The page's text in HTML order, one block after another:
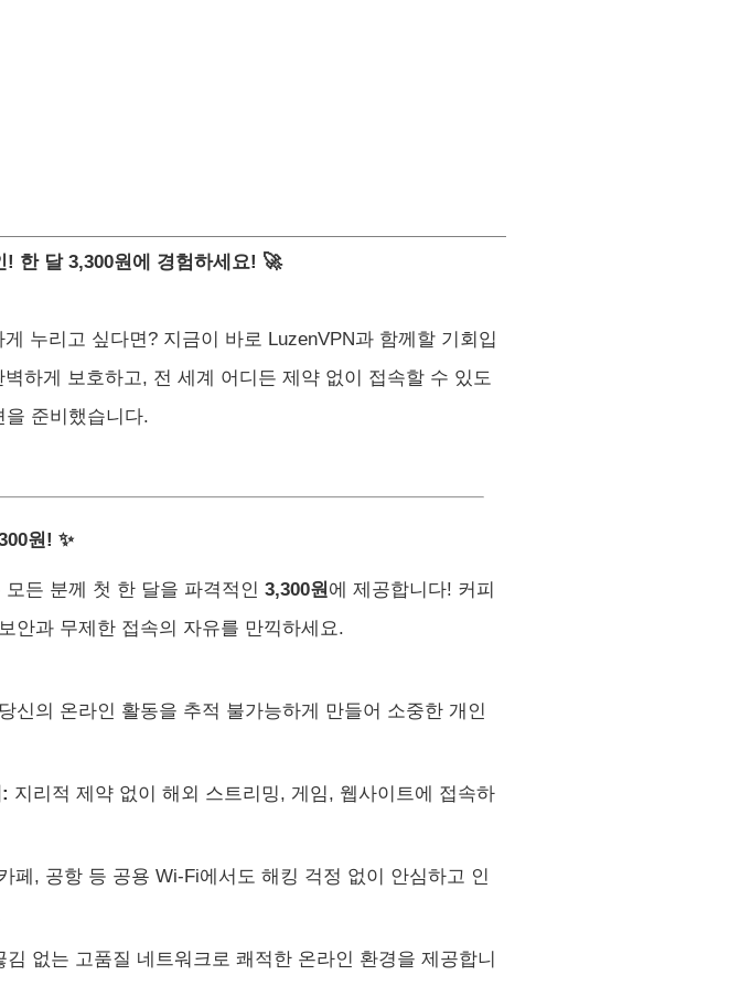
한 달 3,300원에 경험하세요! 🚀
누리고 싶다면? 지금이 바로 LuzenVPN과 함께할 기회입
하게 보호하고, 전 세계 어디든 제약 없이 접속할 수 있도
을 준비했습니다.
원! ✨
든 분께 첫 한 달을 파격적인 3,300원에 제공합니다! 커피
안과 무제한 접속의 자유를 만끽하세요.
당신의 온라인 활동을 추적 불가능하게 만들어 소중한 개인
지리적 제약 없이 해외 스트리밍, 게임, 웹사이트에 접속하
페, 공항 등 공용 Wi-Fi에서도 해킹 걱정 없이 안심하고 인
김 없는 고품질 네트워크로 쾌적한 온라인 환경을 제공합니